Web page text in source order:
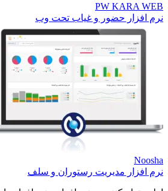
PW KARA
حضور و غیاب تحت وب
مدیریت رستوران و سلف